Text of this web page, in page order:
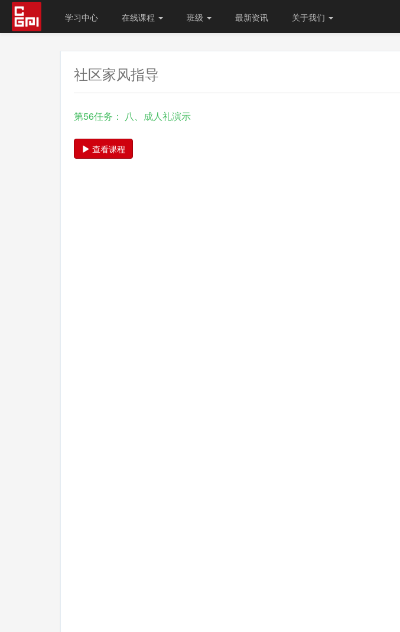
学习中心 在线课程 班级 最新资讯 关于我们
社区家风指导
第56任务： 八、成人礼演示
查看课程